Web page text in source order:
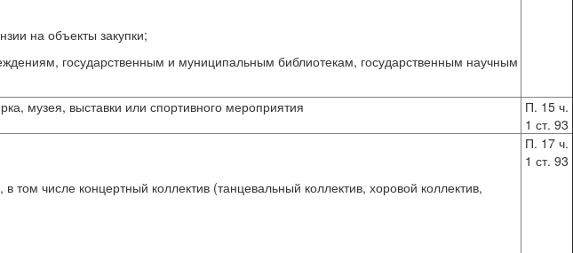
на объекты закупки;
государственным и муниципальным библиотекам, государственным научным
музея, выставки или спортивного мероприятия
П. 15 ч.
1 ст. 93
числе концертный коллектив (танцевальный коллектив, хоровой коллектив,
П. 17 ч.
1 ст. 93